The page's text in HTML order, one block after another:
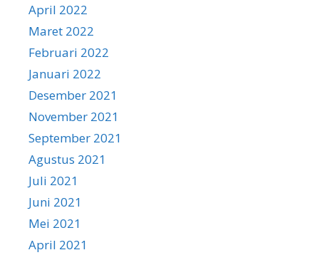
April 2022
Maret 2022
Februari 2022
Januari 2022
Desember 2021
November 2021
September 2021
Agustus 2021
Juli 2021
Juni 2021
Mei 2021
April 2021